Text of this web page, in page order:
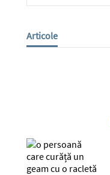
Articole